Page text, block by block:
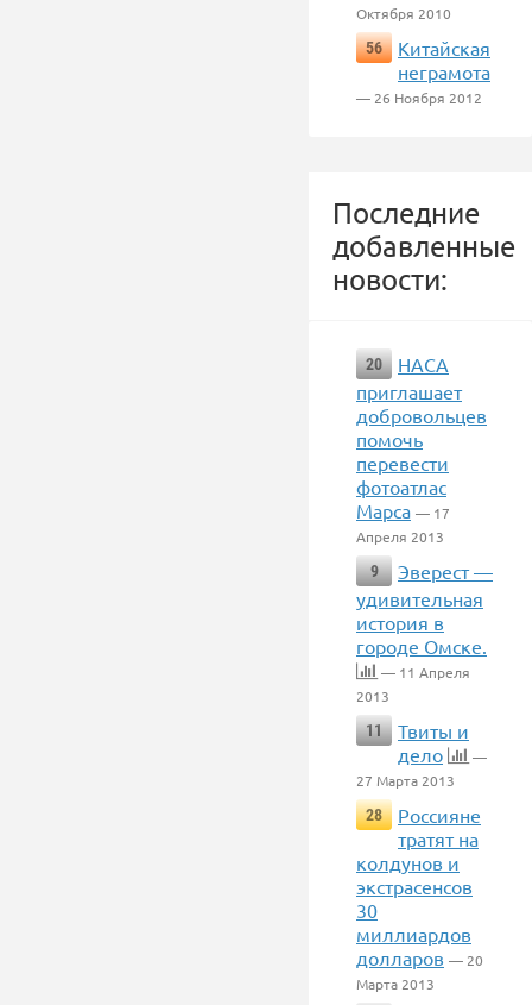
Октября 2010
56
Китайская
неграмота
— 26 Ноября 2012
Последние
добавленные
новости:
20
НАСА
приглашает
добровольцев
помочь
перевести
фотоатлас
Марса — 17
Апреля 2013
9
Эверест —
удивительная
история в
городе Омске.
— 11 Апреля
2013
11
Твиты и
дело
—
27 Марта 2013
28
Россияне
тратят на
колдунов и
экстрасенсов
30
миллиардов
долларов — 20
Марта 2013